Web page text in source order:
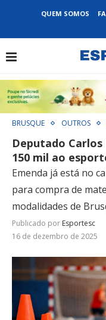
QUEM SOMOS
BRUSQUE OUTROS
Deputado
150 mil ao
Emenda já está no
para compra de
modalidades de
Publicado por Esportesc
16 de dezembro de 2025